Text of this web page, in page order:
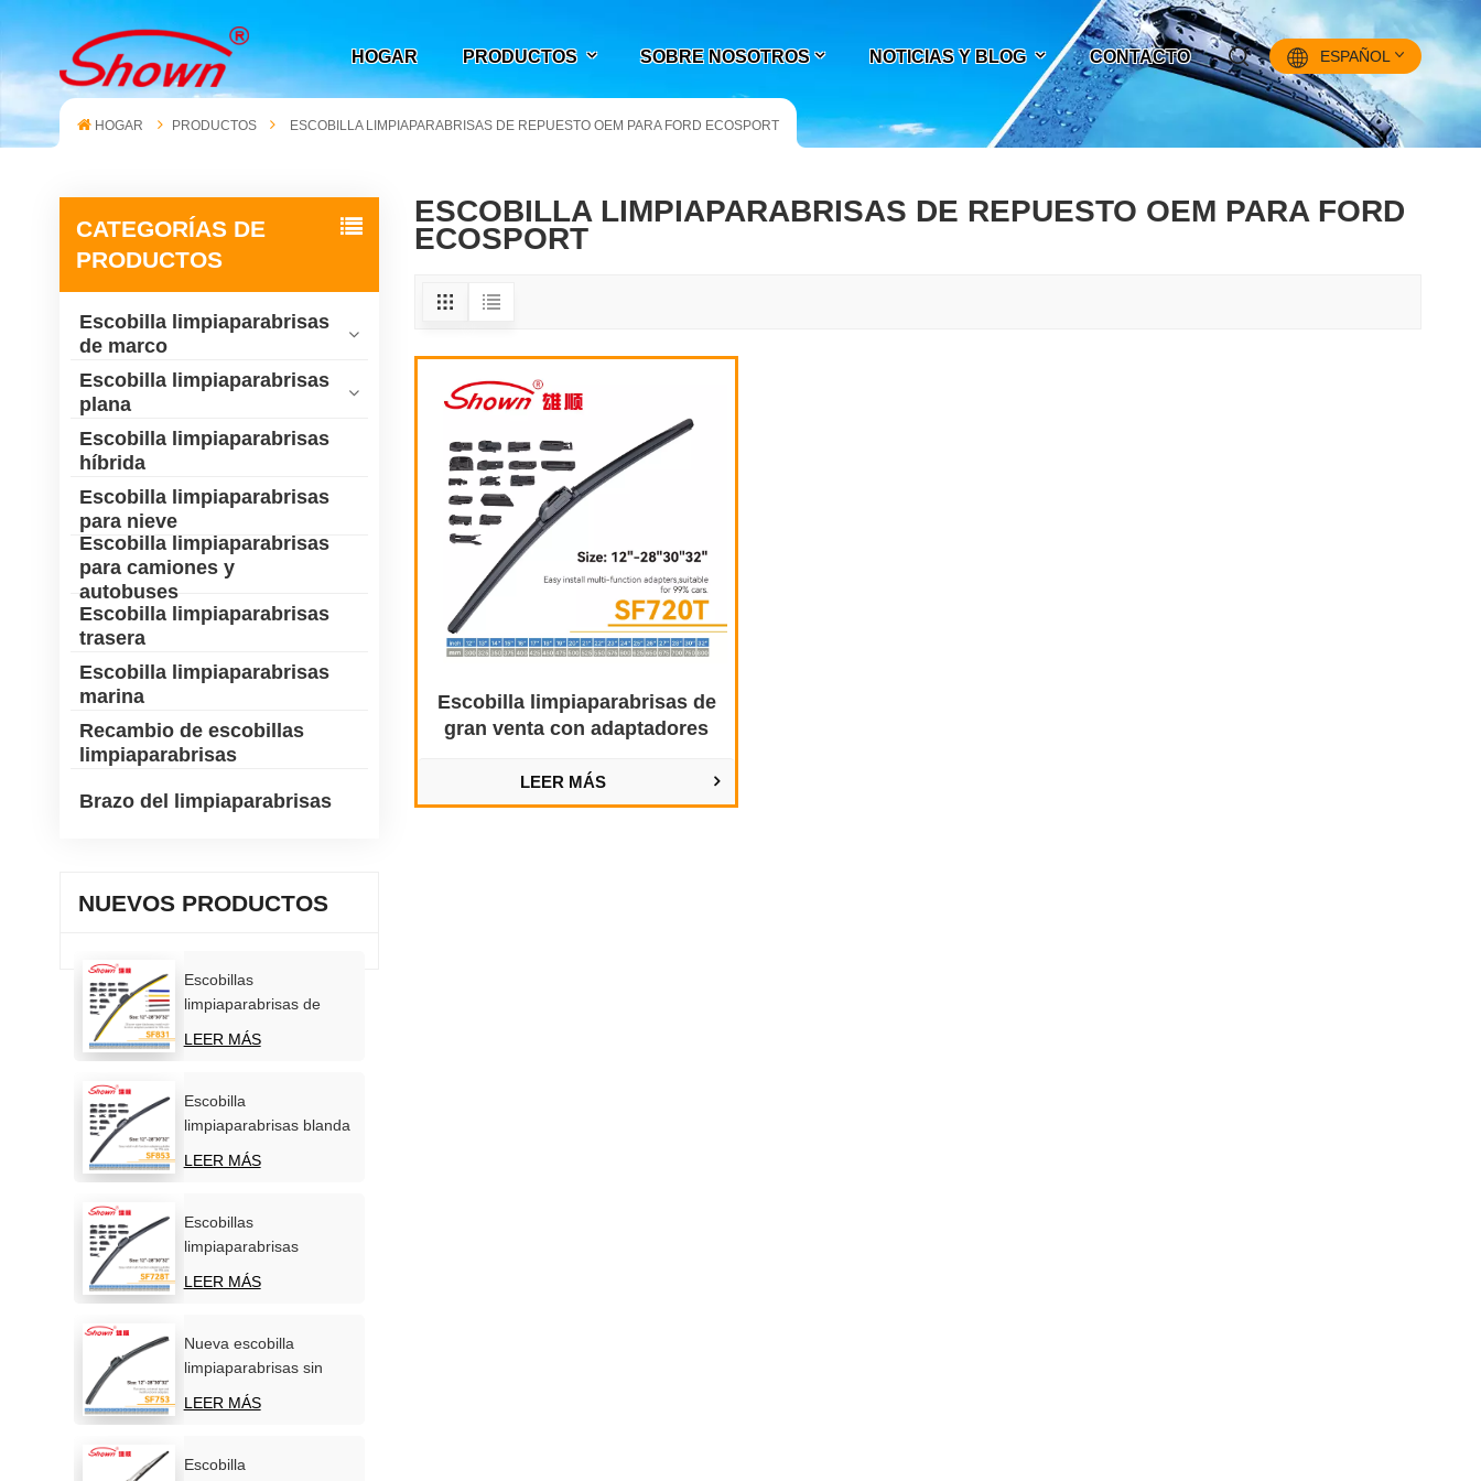
HOGAR PRODUCTOS SOBRE NOSOTROS NOTICIAS Y BLOG CONTACTO ESPAÑOL
English
Français
HOGAR PRODUCTOS ESCOBILLA LIMPIAPARABRISAS DE REPUESTO OEM PARA FORD ECOSPORT
CATEGORÍAS DE
PRODUCTOS
Escobilla limpiaparabrisas
de marco
Escobilla limpiaparabrisas
plana
Escobilla limpiaparabrisas
híbrida
Escobilla limpiaparabrisas
para nieve
Escobilla limpiaparabrisas
para camiones y
autobuses
Escobilla limpiaparabrisas
trasera
Escobilla limpiaparabrisas
marina
Recambio de escobillas
limpiaparabrisas
Brazo del limpiaparabrisas
NUEVOS PRODUCTOS
Escobillas
limpiaparabrisas de
silicona personalizadas,
OEM/ODM, venta
LEER MÁS
Escobilla
limpiaparabrisas blanda
carbonizada
multifunción para coche
LEER MÁS
Escobillas
limpiaparabrisas
multifuncionales de
calidad superior para
LEER MÁS
Nueva escobilla
limpiaparabrisas sin
hueso, universal y
multifuncional de
LEER MÁS
Escobilla
ESCOBILLA LIMPIAPARABRISAS DE REPUESTO OEM PARA FORD
ECOSPORT
Escobilla limpiaparabrisas de
gran venta con adaptadores
LEER MÁS